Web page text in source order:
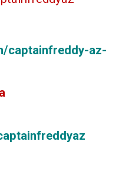
captainfreddy-az-